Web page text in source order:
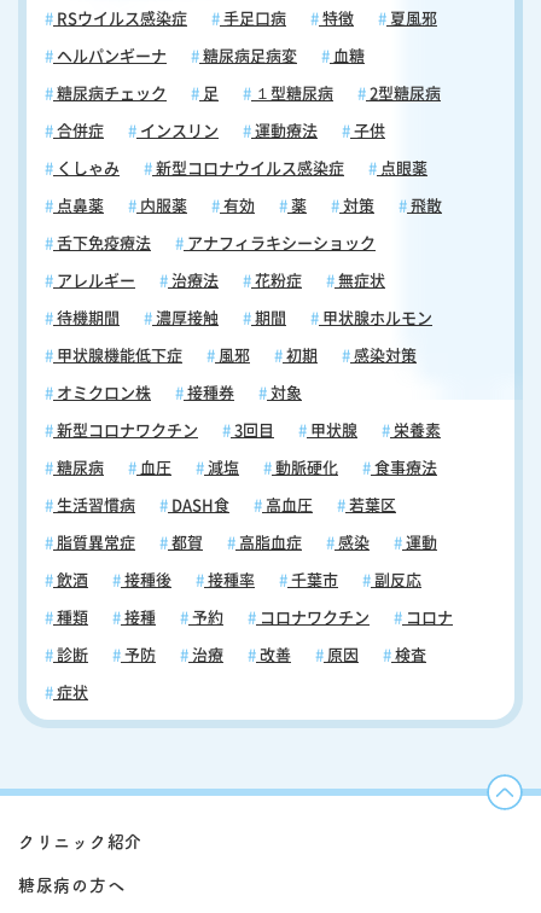
RSウイルス感染症 手足口病 特徴 夏風邪
ヘルパンギーナ 糖尿病足病変 血糖
糖尿病チェック 足 １型糖尿病 2型糖尿病
合併症 インスリン 運動療法 子供
くしゃみ 新型コロナウイルス感染症 点眼薬
点鼻薬 内服薬 有効 薬 対策 飛散
舌下免疫療法 アナフィラキシーショック
アレルギー 治療法 花粉症 無症状
待機期間 濃厚接触 期間 甲状腺ホルモン
甲状腺機能低下症 風邪 初期 感染対策
オミクロン株 接種券 対象
新型コロナワクチン 3回目 甲状腺 栄養素
糖尿病 血圧 減塩 動脈硬化 食事療法
生活習慣病 DASH食 高血圧 若葉区
脂質異常症 都賀 高脂血症 感染 運動
飲酒 接種後 接種率 千葉市 副反応
種類 接種 予約 コロナワクチン コロナ
診断 予防 治療 改善 原因 検査
症状
クリニック紹介
糖尿病の方へ